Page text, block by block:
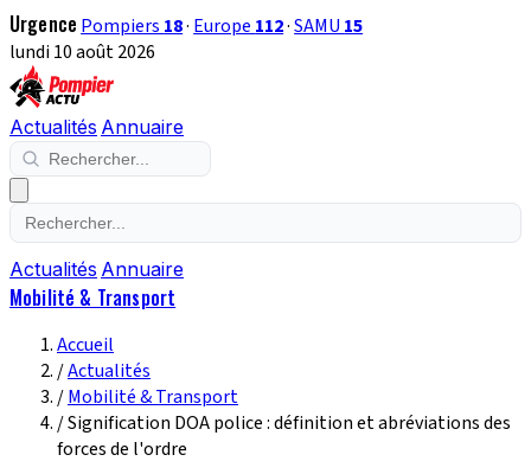
Urgence Pompiers 18· Europe 112·SAMU 15
lundi 10 août 2026
Actualités Annuaire
Actualités Annuaire
Mobilité & Transport
Accueil
/Actualités
/Mobilité & Transport
/Signification DOA police : définition et abréviations des
forces de l'ordre